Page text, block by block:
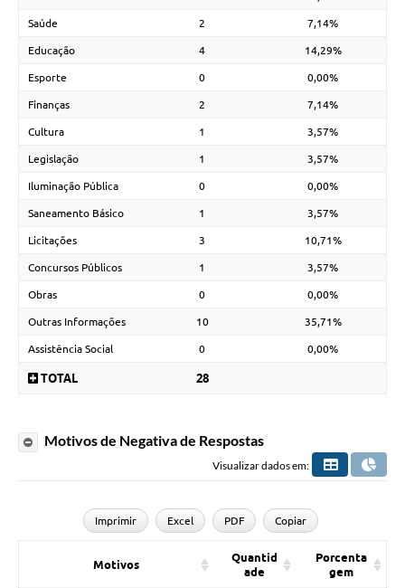
Saúde 2 7,14%
Educação 4 14,29%
Esporte 0 0,00%
Finanças 2 7,14%
Cultura 1 3,57%
Legislação 1 3,57%
Iluminação Pública 0 0,00%
Saneamento Básico 1 3,57%
Licitações 3 10,71%
Concursos Públicos 1 3,57%
Obras 0 0,00%
Outras Informações 10 35,71%
Assistência Social 0 0,00%
TOTAL 28
Motivos de Negativa de Respostas
Visualizar dados em:
Imprimir Excel PDF Copiar
Motivos
Quantid
ade
Porcenta
gem